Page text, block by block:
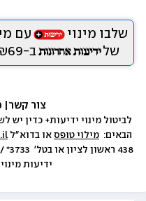
שלבו מינוי
עם
של
ב-₪69 לחודש.
צור קשר
הבאים: מילוי טופס או בדוא״ל
ידיעות מינויים ח.פ